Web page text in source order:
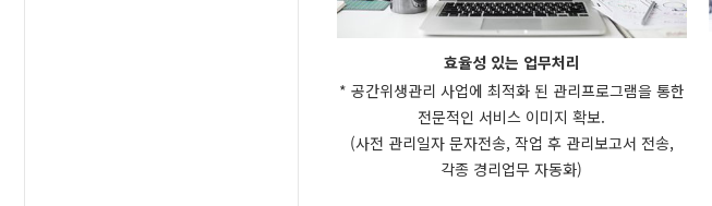
효율성 있는 업무처리
* 공간위생관리 사업에 최적화 된 관리프로그램을 통한
전문적인 서비스 이미지 확보.
(사전 관리일자 문자전송, 작업 후 관리보고서 전송,
각종 경리업무 자동화)